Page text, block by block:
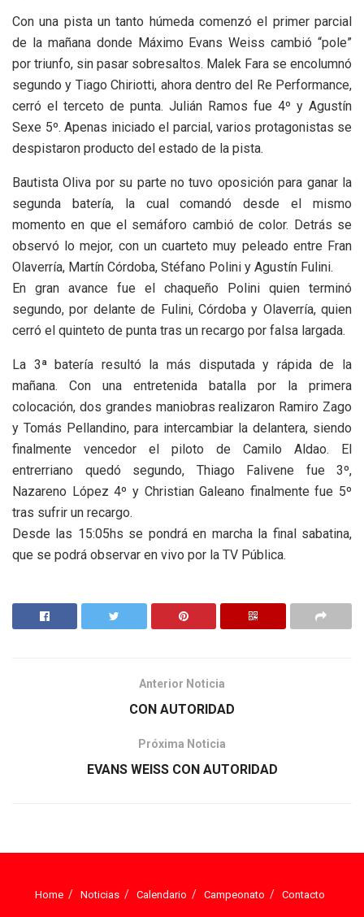
Con una pista un tanto húmeda comenzó el primer parcial
de la mañana donde Máximo Evans Weiss cambió “pole”
por triunfo, sin pasar sobresaltos. Malek Fara se encolumnó
segundo y Tiago Chiriotti, ahora dentro del Re Performance,
cerró el terceto de punta. Julián Ramos fue 4º y Agustín
Sexe 5º. Apenas iniciado el parcial, varios protagonistas se
despistaron producto del estado de la pista.
Bautista Oliva por su parte no tuvo oposición para ganar la
segunda batería, la cual comandó desde el mismo
momento en que el semáforo cambió de color. Detrás se
observó lo mejor, con un cuarteto muy peleado entre Fran
Olaverría, Martín Córdoba, Stéfano Polini y Agustín Fulini.
En gran avance fue el chaqueño Polini quien terminó
segundo, por delante de Fulini, Córdoba y Olaverría, quien
cerró el quinteto de punta tras un recargo por falsa largada.
La 3ª batería resultó la más disputada y rápida de la
mañana. Con una entretenida batalla por la primera
colocación, dos grandes maniobras realizaron Ramiro Zago
y Tomás Pellandino, para intercambiar la delantera, siendo
finalmente vencedor el piloto de Camilo Aldao. El
entrerriano quedó segundo, Thiago Falivene fue 3º,
Nazareno López 4º y Christian Galeano finalmente fue 5º
tras sufrir un recargo.
Desde las 15:05hs se pondrá en marcha la final sabatina,
que se podrá observar en vivo por la TV Pública.
Anterior Noticia
CON AUTORIDAD
Próxima Noticia
EVANS WEISS CON AUTORIDAD
Home Noticias Calendario Campeonato Contacto